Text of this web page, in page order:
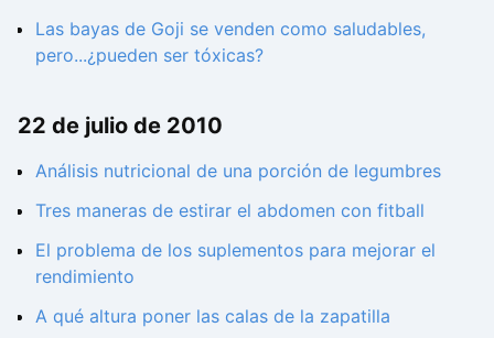
Las bayas de Goji se venden como saludables,
pero...¿pueden ser tóxicas?
22 de julio de 2010
Análisis nutricional de una porción de legumbres
Tres maneras de estirar el abdomen con fitball
El problema de los suplementos para mejorar el
rendimiento
A qué altura poner las calas de la zapatilla